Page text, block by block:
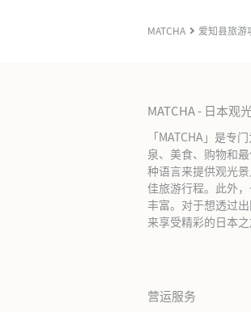
MATCHA 爱知县旅游
MATCHA - 日本观
「MATCHA」是专
泉、美食、购物和
种语言来提供观光
佳旅游行程。此外
丰富。对于想透过
来享受精彩的日本之
营运服务